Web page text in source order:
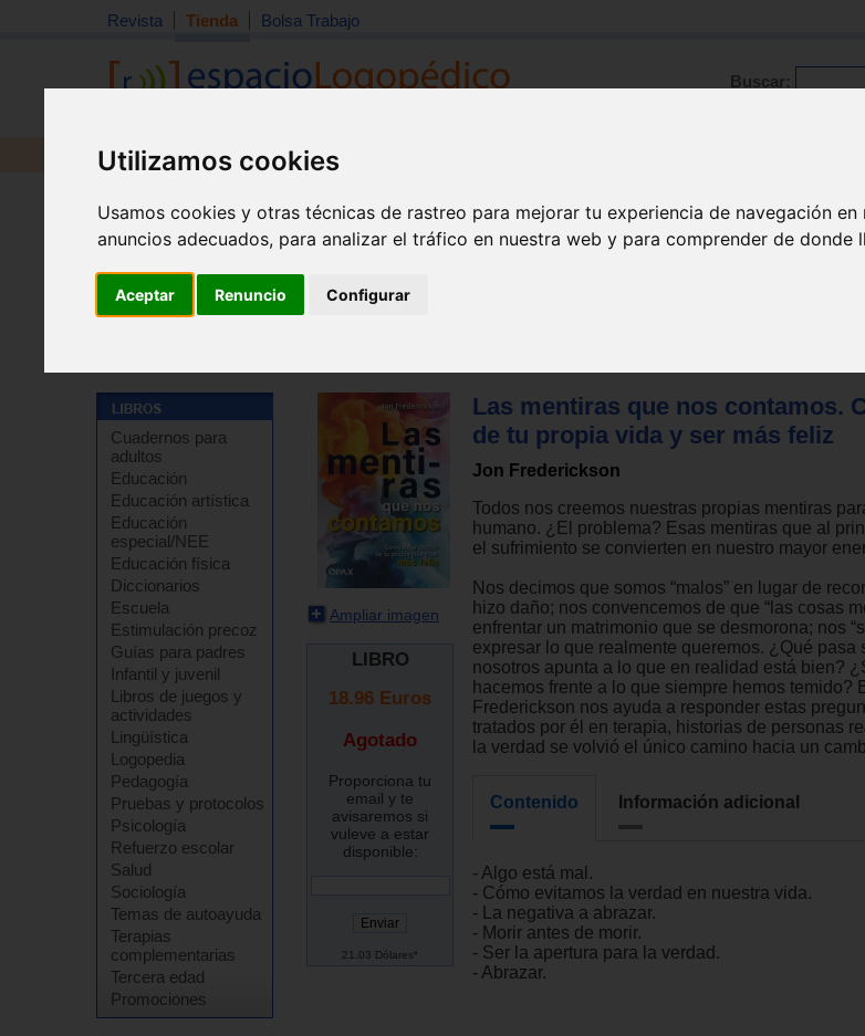
Utilizamos cookies
Usamos cookies y otras técnicas de rastreo para mejorar tu experiencia de navegación
anuncios adecuados, para analizar el tráfico en nuestra web y para comprender de donde
Aceptar Renuncio Configurar
Revista Tienda Bolsa Trabajo
Buscar:
Revista Libros Material
Cuadernos para
adultos
Educación
Educación artística
Educación
especial/NEE
Educación física
Diccionarios
Escuela
Estimulación precoz
Guías para padres
Infantil y juvenil
Libros de juegos y
actividades
Lingüística
Logopedia
Pedagogía
Pruebas y protocolos
Psicología
Refuerzo escolar
Salud
Sociología
Temas de autoayuda
Terapias
complementarias
Tercera edad
Promociones
Ampliar imagen
LIBRO
18.96 Euros
Agotado
Proporciona tu
email y te
avisaremos si
vuleve a estar
disponible:
21.03 Dólares*
Las mentiras que nos contamos.
de tu propia vida y ser más feliz
Jon Frederickson
Todos nos creemos nuestras propias mentiras
humano. ¿El problema? Esas mentiras que al
el sufrimiento se convierten en nuestro mayor
Nos decimos que somos “malos” en lugar de
hizo daño; nos convencemos de que “las cosas
enfrentar un matrimonio que se desmorona; nos
expresar lo que realmente queremos. ¿Qué pasa
nosotros apunta a lo que en realidad está bien?
hacemos frente a lo que siempre hemos temido?
Frederickson nos ayuda a responder estas
tratados por él en terapia, historias de personas
la verdad se volvió el único camino hacia un
Contenido Información adicional
- Algo está mal.
- Cómo evitamos la verdad en nuestra vida.
- La negativa a abrazar.
- Morir antes de morir.
- Ser la apertura para la verdad.
- Abrazar.